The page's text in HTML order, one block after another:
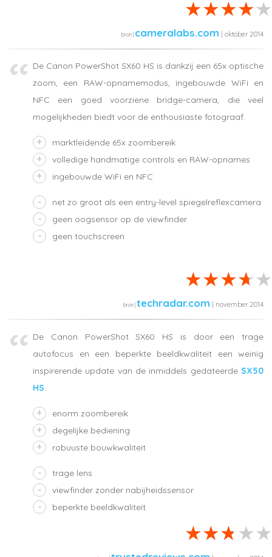
cameralabs.com | oktober 2014
De Canon PowerShot SX60 HS is dankzij een 65x optische
zoom, een RAW-opnamemodus, ingebouwde WiFi en
NFC een goed voorziene bridge-camera, die veel
mogelijkheden biedt voor de enthousiaste fotograaf.
marktleidende 65x zoombereik
volledige handmatige controls en RAW-opnames
ingebouwde WiFi en NFC
net zo groot als een entry-level spiegelreflexcamera
geen oogsensor op de viewfinder
geen touchscreen
techradar.com | november 2014
De Canon PowerShot SX60 HS is door een trage
autofocus en een beperkte beeldkwaliteit een weinig
inspirerende update van de inmiddels gedateerde SX50
HS.
enorm zoombereik
degelijke bediening
robuuste bouwkwaliteit
trage lens
viewfinder zonder nabijheidssensor
beperkte beeldkwaliteit